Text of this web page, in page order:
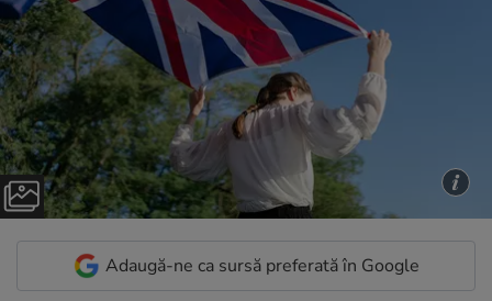
Adaugă-ne ca sursă preferată în Google